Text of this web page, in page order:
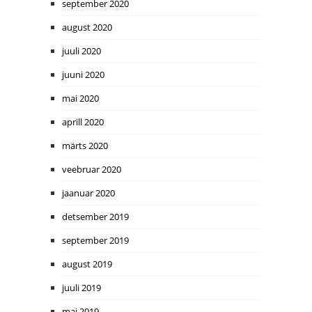
september 2020
august 2020
juuli 2020
juuni 2020
mai 2020
aprill 2020
märts 2020
veebruar 2020
jaanuar 2020
detsember 2019
september 2019
august 2019
juuli 2019